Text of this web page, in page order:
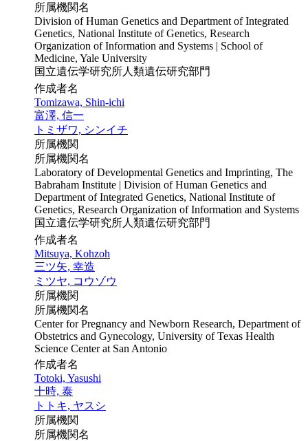
所属機関名
Division of Human Genetics and Department of Integrated
Genetics, National Institute of Genetics, Research
Organization of Information and Systems | School of
Medicine, Yale University
国立遺伝学研究所人類遺伝研究部門
作成者名
Tomizawa, Shin-ichi
富澤, 信一
トミザワ, シンイチ
所属機関
所属機関名
Laboratory of Developmental Genetics and Imprinting, The
Babraham Institute | Division of Human Genetics and
Department of Integrated Genetics, National Institute of
Genetics, Research Organization of Information and Systems
国立遺伝学研究所人類遺伝研究部門
作成者名
Mitsuya, Kohzoh
三ツ矢, 幸造
ミツヤ, コウゾウ
所属機関
所属機関名
Center for Pregnancy and Newborn Research, Department of
Obstetrics and Gynecology, University of Texas Health
Science Center at San Antonio
作成者名
Totoki, Yasushi
十時, 泰
トトキ, ヤスシ
所属機関
所属機関名